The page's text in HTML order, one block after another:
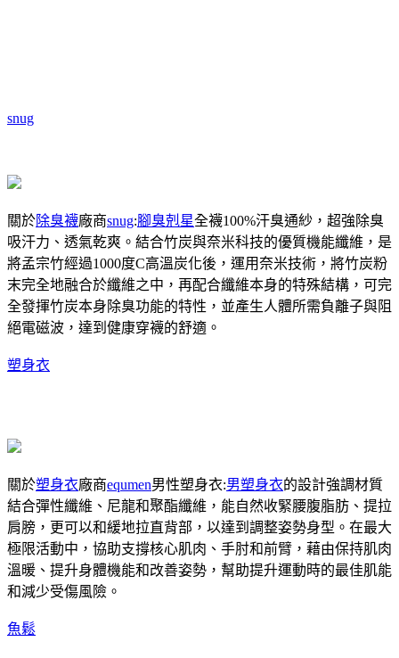
snug
關於除臭襪廠商snug:腳臭剋星全襪100%汗臭通紗，超強除臭
吸汗力、透氣乾爽。結合竹炭與奈米科技的優質機能纖維，是
將孟宗竹經過1000度C高溫炭化後，運用奈米技術，將竹炭粉
末完全地融合於纖維之中，再配合纖維本身的特殊結構，可完
全發揮竹炭本身除臭功能的特性，並產生人體所需負離子與阻
絕電磁波，達到健康穿襪的舒適。
塑身衣
關於塑身衣廠商equmen男性塑身衣:男塑身衣的設計強調材質
結合彈性纖維、尼龍和聚酯纖維，能自然收緊腰腹脂肪、提拉
肩膀，更可以和緩地拉直背部，以達到調整姿勢身型。在最大
極限活動中，協助支撐核心肌肉、手肘和前臂，藉由保持肌肉
溫暖、提升身體機能和改善姿勢，幫助提升運動時的最佳肌能
和減少受傷風險。
魚鬆